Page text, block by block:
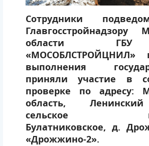
Сотрудники
Главгосстройнадзору
области
«МОСОБЛСТРОЙЦНИЛ»
выполнения
приняли участие в
проверке по адресу:
область,
сельское
Булатниковское, д.
«Дрожжино-2».